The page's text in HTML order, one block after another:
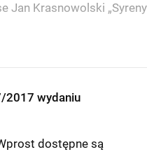
Jan Krasnowolski „Syreny
2017 wydaniu
dostępne są